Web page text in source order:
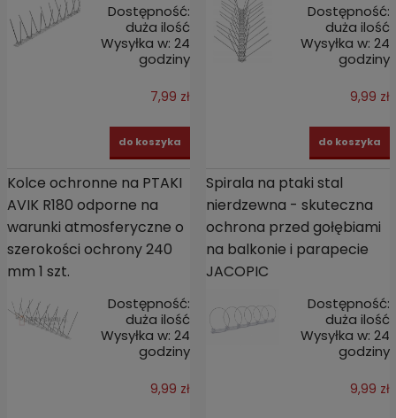
Dostępność:
duża ilość
Wysyłka w: 24
godziny
7,99 zł
do koszyka
Dostępność:
duża ilość
Wysyłka w: 24
godziny
9,99 zł
do koszyka
Kolce ochronne na PTAKI
AVIK R180 odporne na
warunki atmosferyczne o
szerokości ochrony 240
mm 1 szt.
Dostępność:
duża ilość
Wysyłka w: 24
godziny
9,99 zł
Spirala na ptaki stal
nierdzewna - skuteczna
ochrona przed gołębiami
na balkonie i parapecie
JACOPIC
Dostępność:
duża ilość
Wysyłka w: 24
godziny
9,99 zł